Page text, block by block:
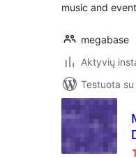
music and
megabase
Aktyvių
Testuota su